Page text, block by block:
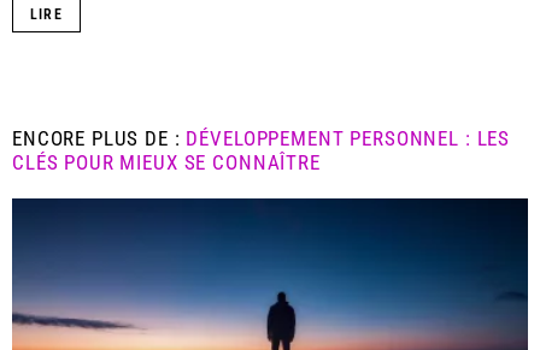
LIRE
ENCORE PLUS DE : DÉVELOPPEMENT PERSONNEL : LES
CLÉS POUR MIEUX SE CONNAÎTRE